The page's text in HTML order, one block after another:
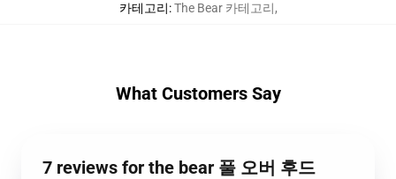
카테고리:The Bear 카테고리,
What Customers Say
7 reviews for the bear 풀 오버 후드